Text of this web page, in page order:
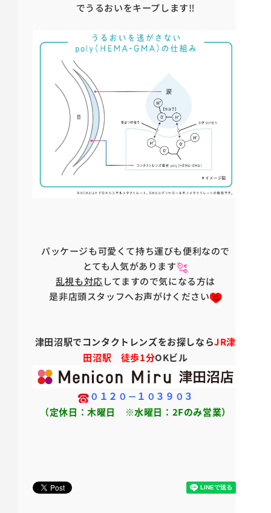
でうるおいをキープします‼
パッケージも可愛くて持ち運びも便利なので
とても人気があります
乱視も対応してますので気になる方は
是非店頭スタッフへお声がけください
津田沼駅でコンタクトレンズをお探しならJR津
田沼駅 徒歩1分OKビル
０１２０－１０３９０３
（定休日：木曜日 ※水曜日：2Fのみ営業）